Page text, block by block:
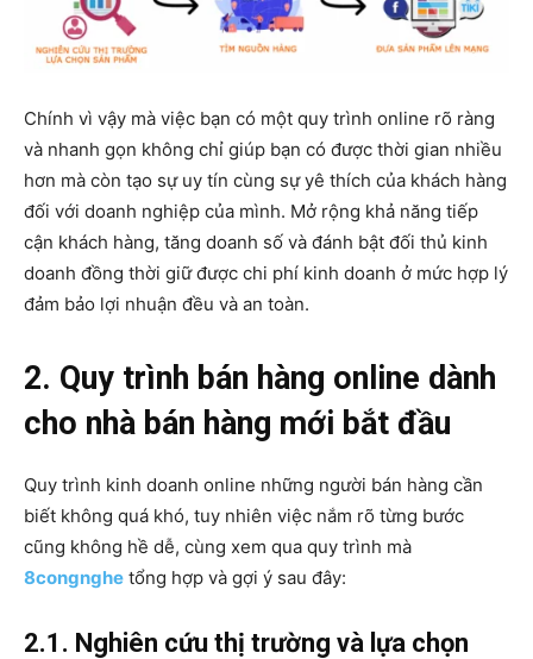
Chính vì vậy mà việc bạn có một quy trình online rõ ràng
và nhanh gọn không chỉ giúp bạn có được thời gian nhiều
hơn mà còn tạo sự uy tín cùng sự yê thích của khách hàng
đối với doanh nghiệp của mình. Mở rộng khả năng tiếp
cận khách hàng, tăng doanh số và đánh bật đối thủ kinh
doanh đồng thời giữ được chi phí kinh doanh ở mức hợp lý
đảm bảo lợi nhuận đều và an toàn.
2. Quy trình bán hàng online dành
cho nhà bán hàng mới bắt đầu
Quy trình kinh doanh online những người bán hàng cần
biết không quá khó, tuy nhiên việc nắm rõ từng bước
cũng không hề dễ, cùng xem qua quy trình mà
8congnghe tổng hợp và gợi ý sau đây:
2.1. Nghiên cứu thị trường và lựa chọn